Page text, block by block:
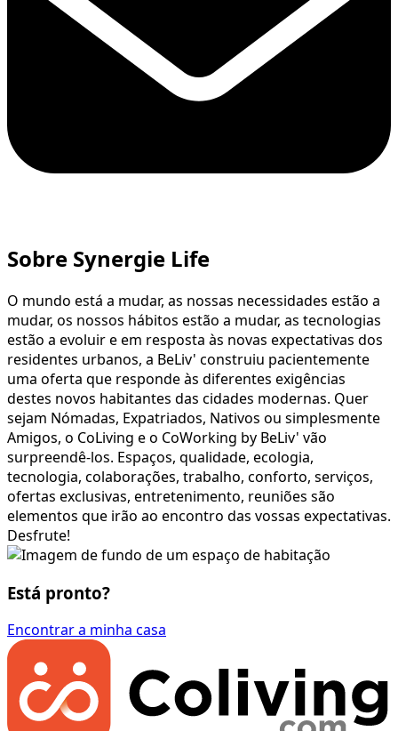
Sobre Synergie Life
O mundo está a mudar, as nossas necessidades estão a
mudar, os nossos hábitos estão a mudar, as tecnologias
estão a evoluir e em resposta às novas expectativas dos
residentes urbanos, a BeLiv' construiu pacientemente
uma oferta que responde às diferentes exigências
destes novos habitantes das cidades modernas. Quer
sejam Nómadas, Expatriados, Nativos ou simplesmente
Amigos, o CoLiving e o CoWorking by BeLiv' vão
surpreendê-los. Espaços, qualidade, ecologia,
tecnologia, colaborações, trabalho, conforto, serviços,
ofertas exclusivas, entretenimento, reuniões são
elementos que irão ao encontro das vossas expectativas.
Desfrute!
Está pronto?
Encontrar a minha casa